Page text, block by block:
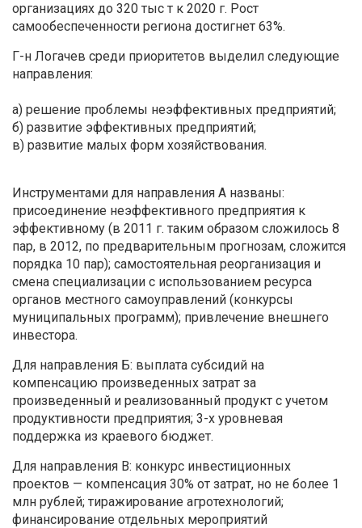
организациях до 320 тыс т к 2020 г. Рост
самообеспеченности региона достигнет 63%.
Г-н Логачев среди приоритетов выделил следующие
направления:
а) решение проблемы неэффективных предприятий;
б) развитие эффективных предприятий;
в) развитие малых форм хозяйствования.
Инструментами для направления А названы:
присоединение неэффективного предприятия к
эффективному (в 2011 г. таким образом сложилось 8
пар, в 2012, по предварительным прогнозам, сложится
порядка 10 пар); самостоятельная реорганизация и
смена специализации с использованием ресурса
органов местного самоуправлений (конкурсы
муниципальных программ); привлечение внешнего
инвестора.
Для направления Б: выплата субсидий на
компенсацию произведенных затрат за
произведенный и реализованный продукт с учетом
продуктивности предприятия; 3-х уровневая
поддержка из краевого бюджет.
Для направления В: конкурс инвестиционных
проектов — компенсация 30% от затрат, но не более 1
млн рублей; тиражирование агротехнологий;
финансирование отдельных мероприятий